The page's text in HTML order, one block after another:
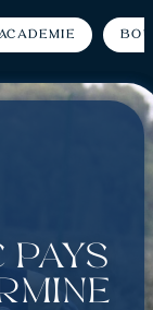
Pays